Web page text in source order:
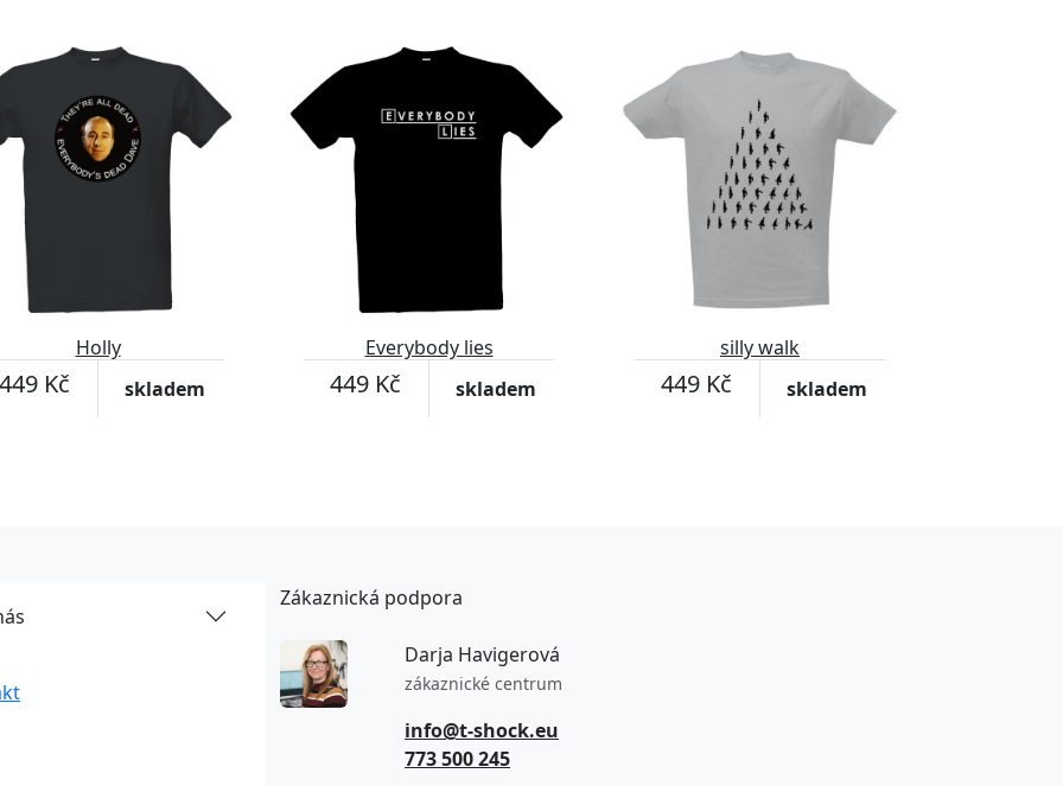
Holly
449 Kč skladem
Everybody lies
449 Kč skladem
silly walk
449 Kč skladem
Zákaznická podpora
Darja Havigerová
zákaznické centrum
info@t-shock.eu
773 500 245